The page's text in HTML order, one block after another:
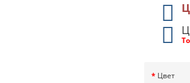
Цвет